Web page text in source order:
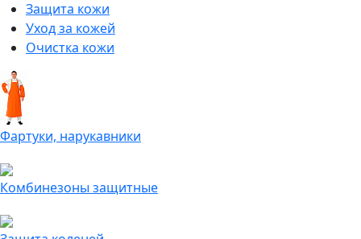
Защита кожи
Уход за кожей
Очистка кожи
Фартуки, нарукавники
Комбинезоны защитные